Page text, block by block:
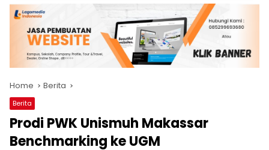
Home Berita
Berita
Prodi PWK Unismuh Makassar
Benchmarking ke UGM